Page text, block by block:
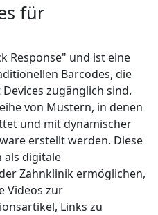
für
Response" und ist eine
Barcodes, die
zugänglich sind.
von Mustern, in denen
und mit dynamischer
erstellt werden. Diese
als digitale
Zahnklinik ermöglichen,
Videos zur
Links zu